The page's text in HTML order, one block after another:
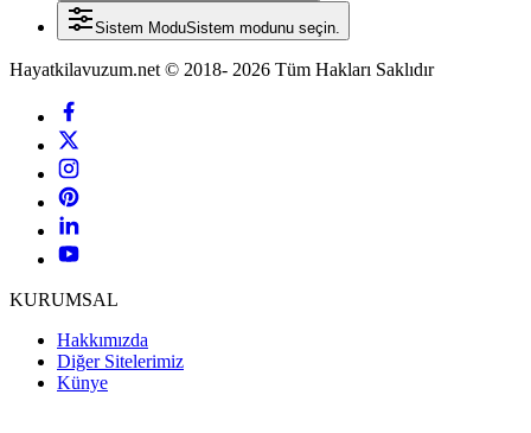
Sistem ModuSistem modunu seçin.
Hayatkilavuzum.net © 2018- 2026 Tüm Hakları Saklıdır
KURUMSAL
Hakkımızda
Diğer Sitelerimiz
Künye